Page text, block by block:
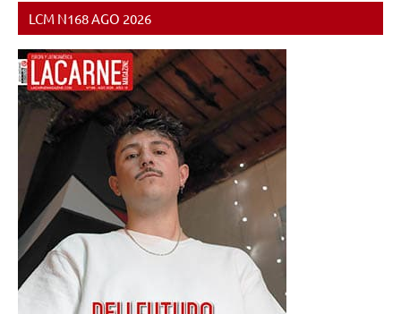
LCM N168 AGO 2026